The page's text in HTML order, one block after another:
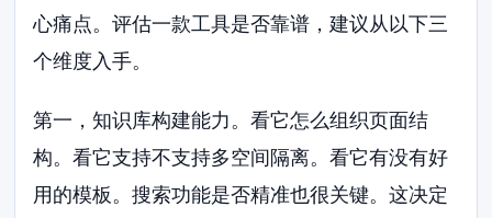
心痛点。评估一款工具是否靠谱，建议从以下三
个维度入手。
第一，知识库构建能力。看它怎么组织页面结
构。看它支持不支持多空间隔离。看它有没有好
用的模板。搜索功能是否精准也很关键。这决定